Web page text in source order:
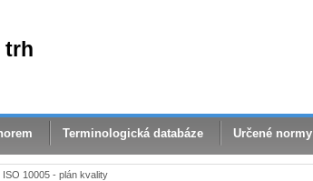
trh
Terminologická databáze Určené normy
ISO 10005 - plán kvality